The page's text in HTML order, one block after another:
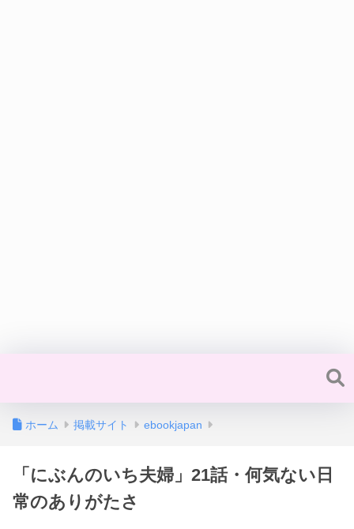
ホーム 掲載サイト ebookjapan
「にぶんのいち夫婦」21話・何気ない日
常のありがたさ